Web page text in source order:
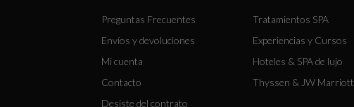
Preguntas Frecuentes
Envíos y devoluciones
Mi cuenta
Contacto
Desiste del contrato
Tratamientos SPA
Experiencias y Cursos
Hoteles & SPA de lujo
Thyssen & JW Marriott